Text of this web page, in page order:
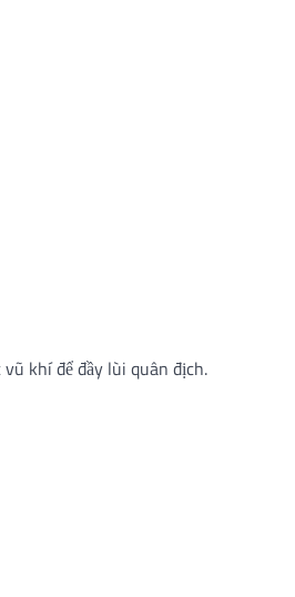
khí để đầy lùi quân địch.